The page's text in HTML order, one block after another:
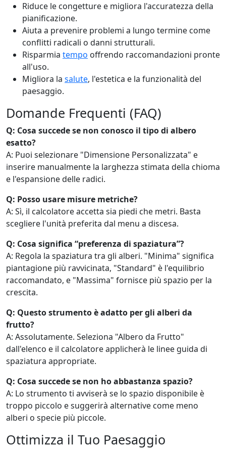
Riduce le congetture e migliora l'accuratezza della
pianificazione.
Aiuta a prevenire problemi a lungo termine come
conflitti radicali o danni strutturali.
Risparmia tempo offrendo raccomandazioni pronte
all'uso.
Migliora la salute, l'estetica e la funzionalità del
paesaggio.
Domande Frequenti (FAQ)
Q: Cosa succede se non conosco il tipo di albero
esatto?
A: Puoi selezionare "Dimensione Personalizzata" e
inserire manualmente la larghezza stimata della chioma
e l'espansione delle radici.
Q: Posso usare misure metriche?
A: Sì, il calcolatore accetta sia piedi che metri. Basta
scegliere l'unità preferita dal menu a discesa.
Q: Cosa significa “preferenza di spaziatura”?
A: Regola la spaziatura tra gli alberi. "Minima" significa
piantagione più ravvicinata, "Standard" è l'equilibrio
raccomandato, e "Massima" fornisce più spazio per la
crescita.
Q: Questo strumento è adatto per gli alberi da
frutto?
A: Assolutamente. Seleziona "Albero da Frutto"
dall'elenco e il calcolatore applicherà le linee guida di
spaziatura appropriate.
Q: Cosa succede se non ho abbastanza spazio?
A: Lo strumento ti avviserà se lo spazio disponibile è
troppo piccolo e suggerirà alternative come meno
alberi o specie più piccole.
Ottimizza il Tuo Paesaggio